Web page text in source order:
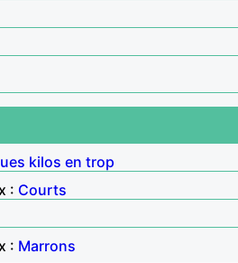
kilos en trop
: Courts
: Marrons